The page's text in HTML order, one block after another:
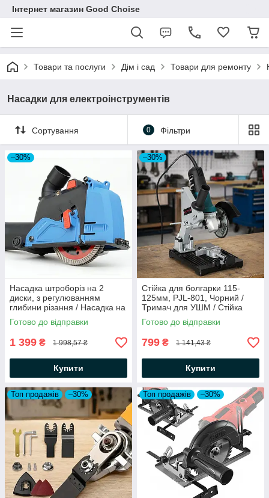
Інтернет магазин Good Choise
Товари та послуги Дім і сад Товари для ремонту
Насадки для електроінструментів
Сортування 0 Фільтри
–30%
Насадка штроборіз на 2
диски, з регулюванням
глибини різання / Насадка на
болгарку штроборіз /
Штроборез на болгарку
Готово до відправки
1 399 ₴ 1 998,57 ₴
Купити
–30%
Стійка для болгарки 115-
125мм, PJL-801, Чорний /
Тримач для УШМ / Стійка
підставка для кутової
шліфувальні машини
Готово до відправки
799 ₴ 1 141,43 ₴
Купити
Топ продажів –30% Топ продажів –30%